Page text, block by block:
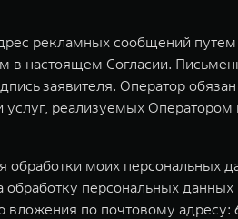
рекламных сообщений
настоящем Согласии.
заявителя. Оператор
реализуемых Оператором
моих персональных
персональных
по почтовому адресу: